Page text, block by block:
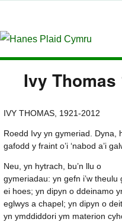
Ivy Thomas
IVY THOMAS, 1921-2012
Roedd Ivy yn gymeriad. Dyna,
gafodd y fraint o’i ‘nabod a’i
Neu, yn hytrach, bu’n llu o
gymeriadau: yn gefn i’w theulu
ei hoes; yn dipyn o ddeinamo
eglwys a chapel; yn dipyn o
yn ymddiddori ym materion